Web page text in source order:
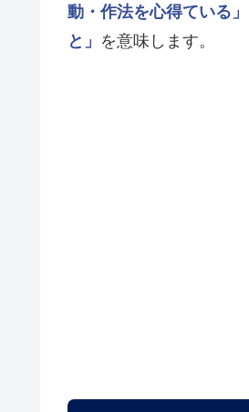
動・作法を心得ている」
と」 を意味します。